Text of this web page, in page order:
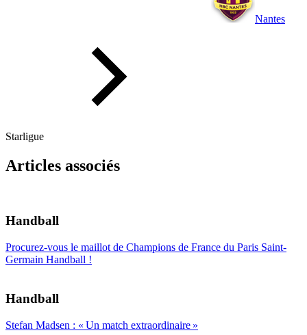
Nantes
Starligue
Articles associés
Handball
Procurez-vous le maillot de Champions de France du Paris Saint-
Germain Handball !
Handball
Stefan Madsen : « Un match extraordinaire »